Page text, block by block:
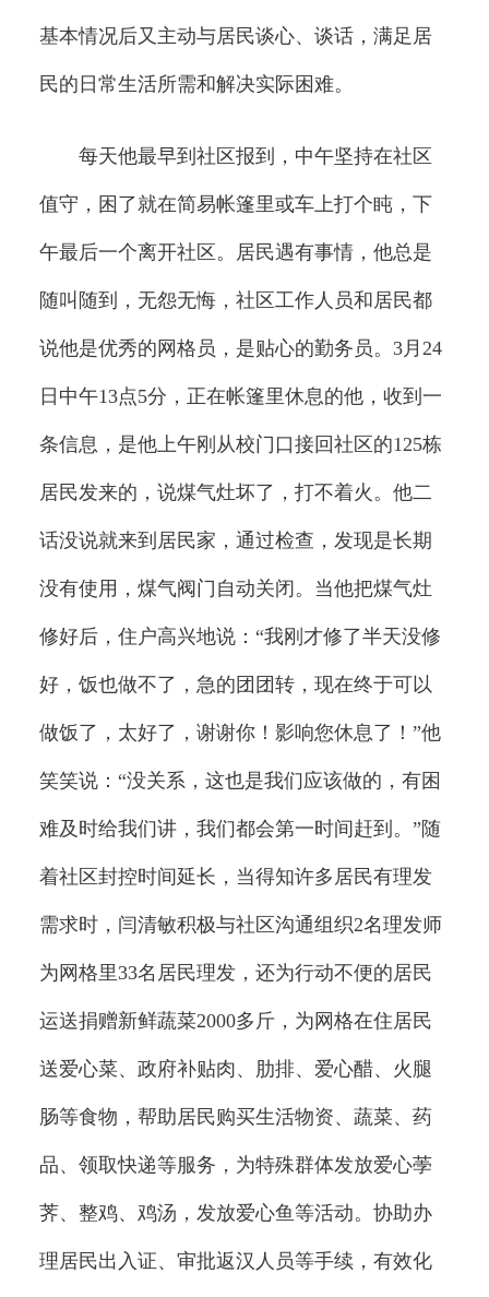
基本情况后又主动与居民谈心、谈话，满足居
民的日常生活所需和解决实际困难。
每天他最早到社区报到，中午坚持在社区
值守，困了就在简易帐篷里或车上打个盹，下
午最后一个离开社区。居民遇有事情，他总是
随叫随到，无怨无悔，社区工作人员和居民都
说他是优秀的网格员，是贴心的勤务员。3月24
日中午13点5分，正在帐篷里休息的他，收到一
条信息，是他上午刚从校门口接回社区的125栋
居民发来的，说煤气灶坏了，打不着火。他二
话没说就来到居民家，通过检查，发现是长期
没有使用，煤气阀门自动关闭。当他把煤气灶
修好后，住户高兴地说：“我刚才修了半天没修
好，饭也做不了，急的团团转，现在终于可以
做饭了，太好了，谢谢你！影响您休息了！”他
笑笑说：“没关系，这也是我们应该做的，有困
难及时给我们讲，我们都会第一时间赶到。”随
着社区封控时间延长，当得知许多居民有理发
需求时，闫清敏积极与社区沟通组织2名理发师
为网格里33名居民理发，还为行动不便的居民
运送捐赠新鲜蔬菜2000多斤，为网格在住居民
送爱心菜、政府补贴肉、肋排、爱心醋、火腿
肠等食物，帮助居民购买生活物资、蔬菜、药
品、领取快递等服务，为特殊群体发放爱心荸
荠、整鸡、鸡汤，发放爱心鱼等活动。协助办
理居民出入证、审批返汉人员等手续，有效化